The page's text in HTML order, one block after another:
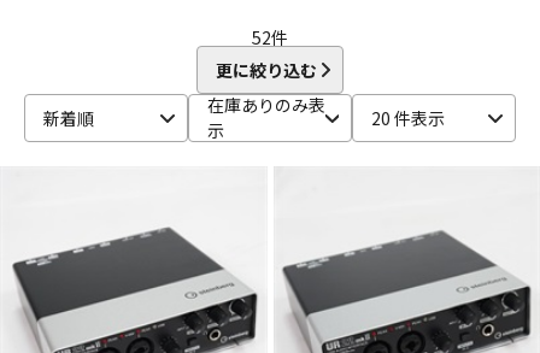
ドラム パーカッション
キーボード 電子ピアノ
52件
更に絞り込む
新着順
在庫ありのみ表
示
20 件表示